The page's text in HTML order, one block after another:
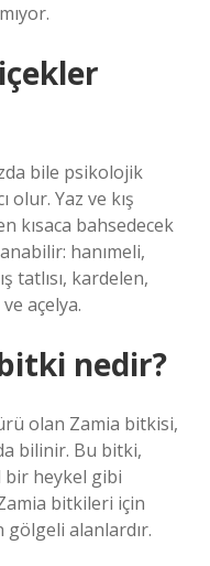
bile psikolojik
olur. Yaz ve kış
kısaca bahsedecek
hanımeli,
tatlısı, kardelen,
açelya.
nedir?
olan Zamia bitkisi,
bilinir. Bu bitki,
bir heykel gibi
bitkileri için
gölgeli alanlardır.